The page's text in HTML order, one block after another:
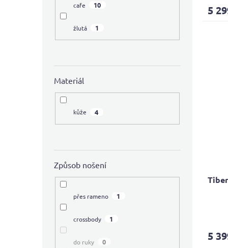
cafe 10
žlutá 1
Materiál
kůže 4
Způsob nošení
přes rameno 1
crossbody 1
do ruky 0
je
5
je
5